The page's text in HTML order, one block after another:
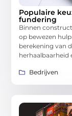
Populaire
fundering
Binnen
op bewezen
berekening van
herhaalbaarheid
Bedrijven